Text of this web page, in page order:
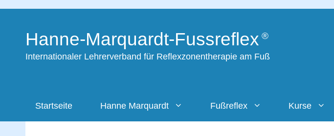
springenHanne-Marquardt-Fussreflex
Internationaler Lehrerverband für Reflexzonentherapie am Fuß
Startseite Hanne Marquardt Fußreflex Kurse